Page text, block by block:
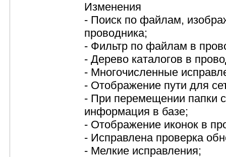
Изменения
- Поиск по файлам,
проводника;
- Фильтр по файлам в
- Дерево каталогов в
- Многочисленные
- Отображение пути для
- При перемещении папки
информация в базе;
- Отображение иконок в
- Исправлена проверка
- Мелкие исправления;